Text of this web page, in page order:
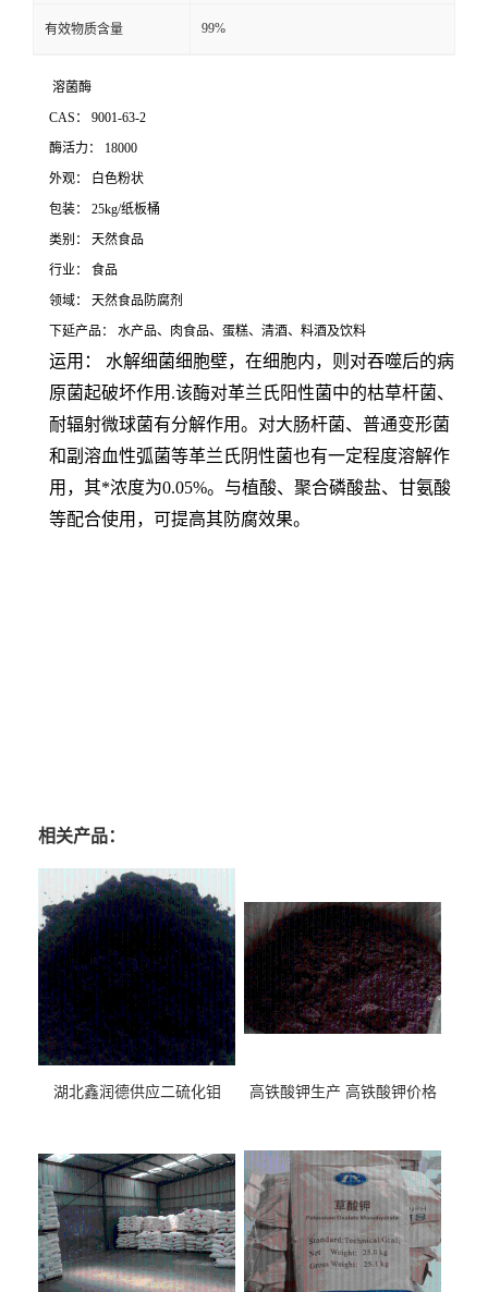
有效物质含量 99%
溶菌酶
CAS： 9001-63-2
酶活力： 18000
外观： 白色粉状
包装： 25kg/纸板桶
类别： 天然食品
行业： 食品
领域： 天然食品防腐剂
下延产品： 水产品、肉食品、蛋糕、清酒、料酒及饮料
运用： 水解细菌细胞壁，在细胞内，则对吞噬后的病
原菌起破坏作用.该酶对革兰氏阳性菌中的枯草杆菌、
耐辐射微球菌有分解作用。对大肠杆菌、普通变形菌
和副溶血性弧菌等革兰氏阴性菌也有一定程度溶解作
用，其*浓度为0.05%。与植酸、聚合磷酸盐、甘氨酸
等配合使用，可提高其防腐效果。
相关产品：
湖北鑫润德供应二硫化钼 高铁酸钾生产 高铁酸钾价格